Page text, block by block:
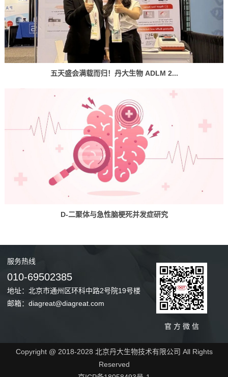
五天盛会满载而归！丹大生物 ADLM 2...
D-二聚体与急性脑梗死并发症研究
服务热线
010-69502385
地址：北京市通州区环科中路2号院19号楼
邮箱：diagreat@diagreat.com
官 方 微 信
Copyright @ 2018-2028 北京丹大生物技术有限公司 All Rights
Reserved